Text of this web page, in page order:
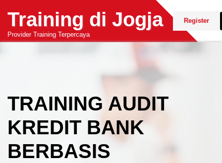
content
Training di Jogja
Provider Training Terpercaya
Register
TRAINING AUDIT
KREDIT BANK
BERBASIS